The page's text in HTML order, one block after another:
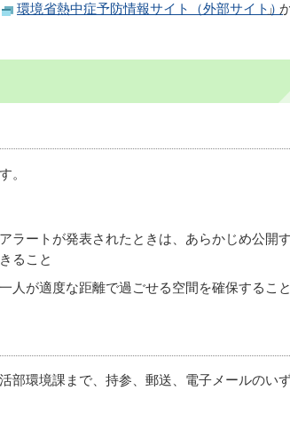
環境省熱中症予防情報サイト（外部サイト）
」
。
ラートが発表されたときは、あらかじめ公開
ること
人が適度な距離で過ごせる空間を確保するこ
部環境課まで、持参、郵送、電子メールのい